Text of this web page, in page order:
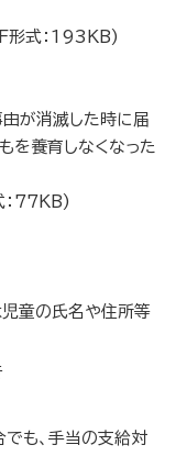
形式：193KB)
が消滅した時に届
を養育しなくなった
77KB)
童の氏名や住所等
でも、手当の支給対